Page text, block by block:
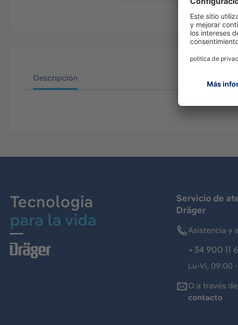
Descripción
Tecnologia
para la vida
Servicio de
Dräger
Asistencia y
+34 900 11
Lu-Vi, 09:00
O a través
contacto